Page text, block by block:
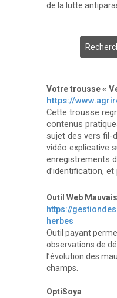
de la lutte
Votre trousse«
https://
Cette trousse
contenus
sujet des vers fil-
vidéo explicative
enregistrements
d’identification,
Outil Web
https://
herbes
Outil payant
observations de
l’évolution des
champs.
OptiSoya